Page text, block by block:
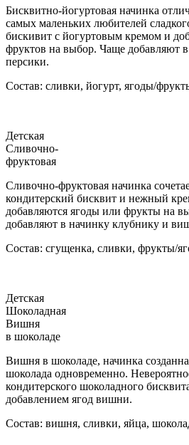
Бисквитно-йогуртовая начинка
самых маленьких любителей
бискивит с йогуртовым кремом и
фруктов на выбор. Чаще добавляют
персики.
Состав: сливки, йогурт, ягоды/
Детская
Сливочно-
фруктовая
Сливочно-фруктовая начинка
кондитерский бисквит и нежный
добавляются ягоды или фрукты на
добавляют в начинку клубнику и
Состав: сгущенка, сливки, фрукты/
Детская
Шоколадная
Вишня
в шоколаде
Вишня в шоколаде, начинка
шоколада одновременно.
кондитерского шоколадного
добавлением ягод вишни.
Состав: вишня, сливки, яйца,